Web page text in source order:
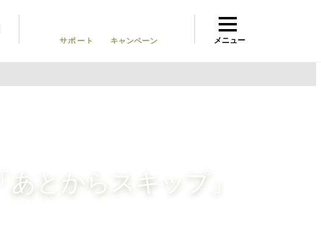
サポート キャンペーン メニュー
「あとからスキップ」